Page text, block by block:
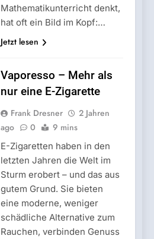
Mathematikunterricht denkt,
hat oft ein Bild im Kopf:…
Jetzt lesen
Vaporesso – Mehr als
nur eine E-Zigarette
Frank Dresner
2 Jahren
ago
0 9 mins
E-Zigaretten haben in den
letzten Jahren die Welt im
Sturm erobert – und das aus
gutem Grund. Sie bieten
eine moderne, weniger
schädliche Alternative zum
Rauchen, verbinden Genuss